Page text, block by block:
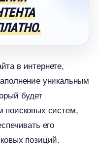
в интернете,
уникальным
будет
поисковых систем,
его
позиций.